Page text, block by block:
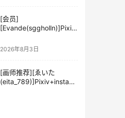
[会员]
[Evande(sggholln)]Pixiv
2026年8月3日
[画师推荐][ゑいた
(eita_789)]Pixiv+instagr